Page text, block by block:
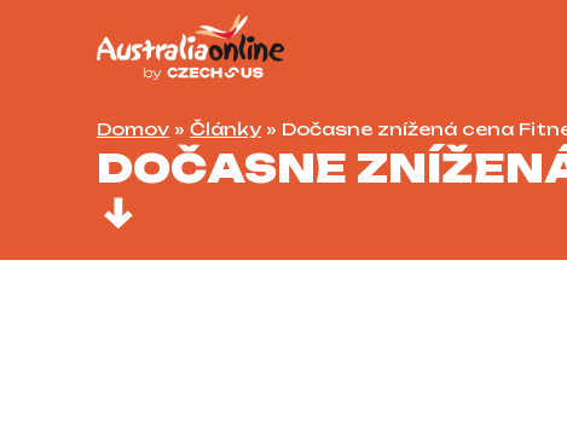
Domov » Články» Dočasne znížená cena
DOČASNE